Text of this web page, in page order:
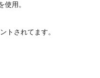
使用。
トされてます。